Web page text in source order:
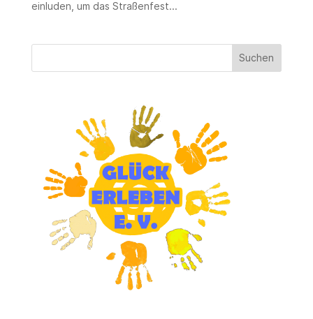
einluden, um das Straßenfest...
Suchen